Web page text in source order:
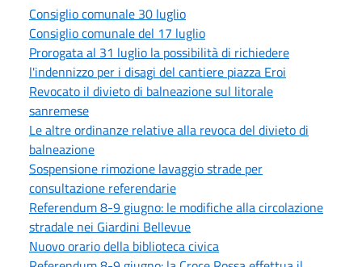
Consiglio comunale 30 luglio
Consiglio comunale del 17 luglio
Prorogata al 31 luglio la possibilità di richiedere
l'indennizzo per i disagi del cantiere piazza Eroi
Revocato il divieto di balneazione sul litorale
sanremese
Le altre ordinanze relative alla revoca del divieto di
balneazione
Sospensione rimozione lavaggio strade per
consultazione referendarie
Referendum 8-9 giugno: le modifiche alla circolazione
stradale nei Giardini Bellevue
Nuovo orario della biblioteca civica